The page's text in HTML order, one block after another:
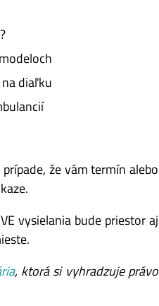
diaľku
prípade, že vám termín alebo
vysielania bude priestor aj
, ktorá si vyhradzuje právo